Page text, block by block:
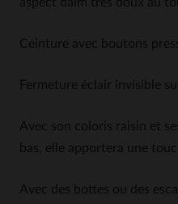
Ceinture avec boutons
Fermeture éclair invisible
Avec son coloris raisin et
bas, elle apportera une
Avec des bottes ou des